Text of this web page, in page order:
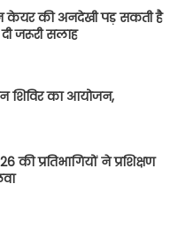
केयर की अनदेखी पड़ सकती है
दी जरूरी सलाह
शिविर का आयोजन,
की प्रतिभागियों ने प्रशिक्षण